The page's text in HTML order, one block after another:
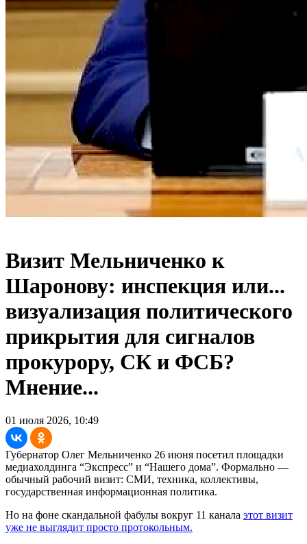
Визит Мельниченко к
Шаронову: инспекция или...
визуализация политического
прикрытия для сигналов
прокурору, СК и ФСБ?
Мнение...
01 июля 2026, 10:49
Губернатор Олег Мельниченко 26 июня посетил площадки
медиахолдинга “Экспресс” и “Нашего дома”. Формально —
обычный рабочий визит: СМИ, техника, коллективы,
государственная информационная политика.
Но на фоне скандальной фабулы вокруг 11 канала этот визит
уже не выглядит просто протокольным.